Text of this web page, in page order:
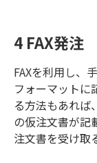
4 FAX発注
FAXを利用し、
フォーマットに
る方法もあれば
の仮注文書が記
注文書を受け取